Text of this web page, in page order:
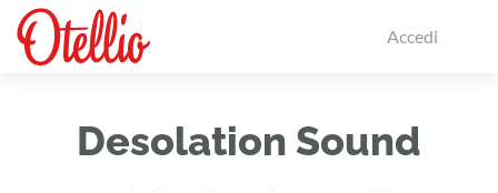
Accedi
Desolation Sound